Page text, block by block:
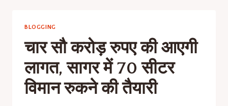
BLOGGING
चार सौ करोड़ रुपए की आएगी
लागत, सागर में 70 सीटर
विमान रुकने की तैयारी